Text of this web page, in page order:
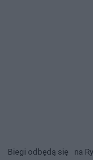
Biegi odbędą się na